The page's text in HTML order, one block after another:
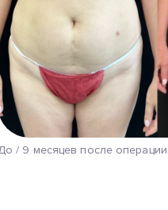
/ 9 месяцев после операции